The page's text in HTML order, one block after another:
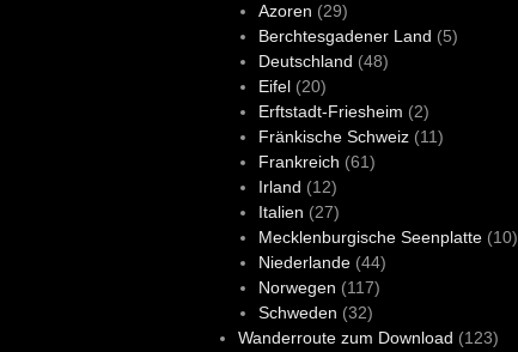
Azoren (29)
Berchtesgadener Land (5)
Deutschland (48)
Eifel(20)
Erftstadt-Friesheim (2)
Fränkische Schweiz(11)
Frankreich (61)
Irland (12)
Italien (27)
Mecklenburgische Seenplatte(10)
Niederlande(44)
Norwegen (117)
Schweden (32)
Wanderroute zum Download (123)